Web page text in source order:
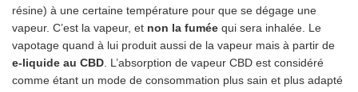
résine) à une certaine température pour que se dégage une
vapeur. C’est la vapeur, et non la fumée qui sera inhalée. Le
vapotage quand à lui produit aussi de la vapeur mais à partir de
e-liquide au CBD . L’absorption de vapeur CBD est considéré
comme étant un mode de consommation plus sain et plus adapté